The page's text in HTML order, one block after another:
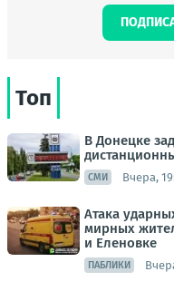
Топ
В Донецке
СМИ Вчера,
Атака
мирных
и Еленовке
ПАБЛИКИ